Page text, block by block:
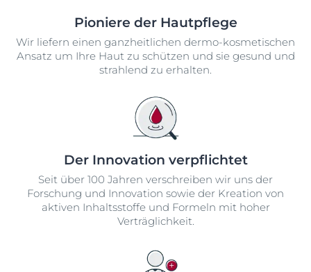
Pioniere der Hautpflege
Wir liefern einen ganzheitlichen dermo-kosmetischen
Ansatz um Ihre Haut zu schützen und sie gesund und
strahlend zu erhalten.
Der Innovation verpflichtet
Seit über 100 Jahren verschreiben wir uns der
Forschung und Innovation sowie der Kreation von
aktiven Inhaltsstoffe und Formeln mit hoher
Verträglichkeit.